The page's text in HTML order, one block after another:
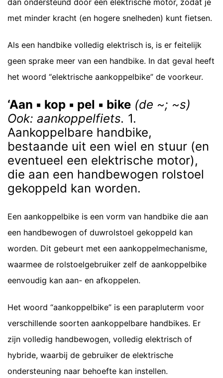
dan ondersteund door een elektrische motor, zodat je
met minder kracht (en hogere snelheden) kunt fietsen.
Als een handbike volledig elektrisch is, is er feitelijk
geen sprake meer van een handbike. In dat geval heeft
het woord “elektrische aankoppelbike” de voorkeur.
‘Aan ▪ kop ▪ pel ▪ bike (de ~; ~s)
Ook: aankoppelfiets. 1.
Aankoppelbare handbike,
bestaande uit een wiel en stuur (en
eventueel een elektrische motor),
die aan een handbewogen rolstoel
gekoppeld kan worden.
Een aankoppelbike is een vorm van handbike die aan
een handbewogen of duwrolstoel gekoppeld kan
worden. Dit gebeurt met een aankoppelmechanisme,
waarmee de rolstoelgebruiker zelf de aankoppelbike
eenvoudig kan aan- en afkoppelen.
Het woord “aankoppelbike” is een parapluterm voor
verschillende soorten aankoppelbare handbikes. Er
zijn volledig handbewogen, volledig elektrisch of
hybride, waarbij de gebruiker de elektrische
ondersteuning naar behoefte kan instellen.